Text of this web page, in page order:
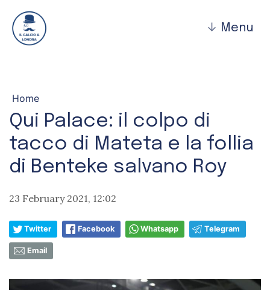
↓ Menu
Home
Qui Palace: il colpo di
tacco di Mateta e la follia
di Benteke salvano Roy
23 February 2021, 12:02
Twitter Facebook Whatsapp Telegram
Email